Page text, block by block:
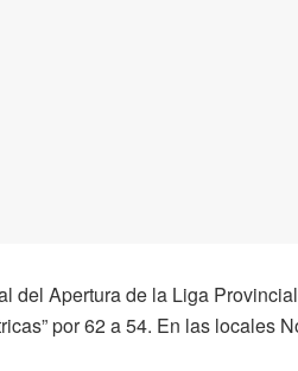
del Apertura de la Liga
por 62 a 54. En las locales